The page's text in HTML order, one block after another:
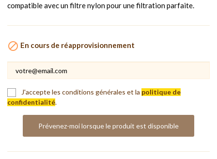
compatible avec un filtre nylon pour une filtration parfaite.
 En cours de réapprovisionnement
J'accepte les conditions générales et la politique de
confidentialité.
Prévenez-moi lorsque le produit est disponible